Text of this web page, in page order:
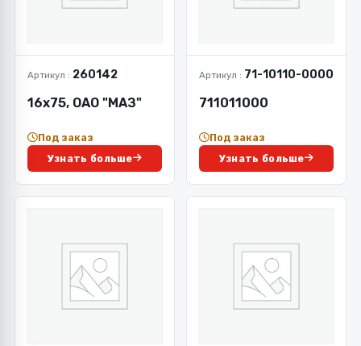
Артикул : 260142
16х75, ОАО "МАЗ"
Под заказ
Узнать больше
Артикул : 71-10110-0000
711011000
Под заказ
Узнать больше